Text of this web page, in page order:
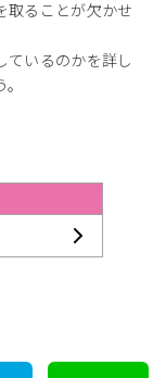
取ることが欠かせ
ているのかを詳し